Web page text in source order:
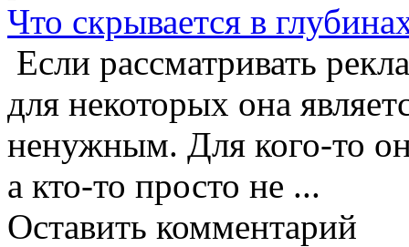
Что скрывается в
Если рассматривать
для некоторых она
ненужным. Для кого-то
а кто-то просто не ...
Оставить комментарий